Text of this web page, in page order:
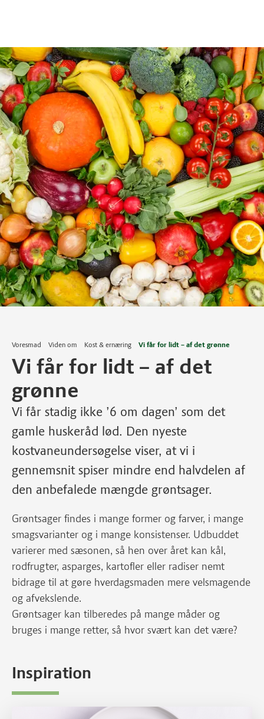
Voresmad Viden om Kost & ernæring Vi får for lidt – af det grønne
Vi får for lidt – af det
grønne
Vi får stadig ikke ’6 om dagen’ som det
gamle huskeråd lød. Den nyeste
kostvaneundersøgelse viser, at vi i
gennemsnit spiser mindre end halvdelen af
den anbefalede mængde grøntsager.
Grøntsager findes i mange former og farver, i mange
smagsvarianter og i mange konsistenser. Udbuddet
varierer med sæsonen, så hen over året kan kål,
rodfrugter, asparges, kartofler eller radiser nemt
bidrage til at gøre hverdagsmaden mere velsmagende
og afvekslende.
Grøntsager kan tilberedes på mange måder og
bruges i mange retter, så hvor svært kan det være?
Inspiration
Læs mere om de 6 T'er